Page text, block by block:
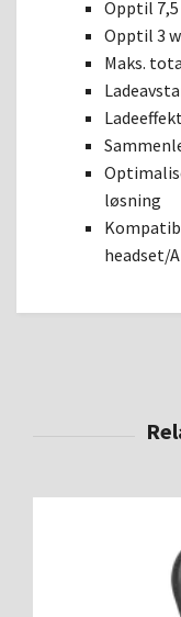
Opptil
Opptil 3
Maks.
løsning
headset/